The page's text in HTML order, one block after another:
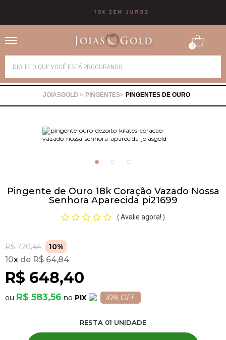
10X SEM JUROS
0
PINGENTES PINGENTES DE OURO
Pingente de Ouro 18k Coração Vazado Nossa
Senhora Aparecida pi21699
( Avalie agora! )
R$ 720,44 10%
R$ 648,40
10x R$ 64,84
R$ 583,56 PIX 10% OFF
RESTA 01 UNIDADE
Alianças
Brincos
Gargantilhas
Pulseiras
Piercing